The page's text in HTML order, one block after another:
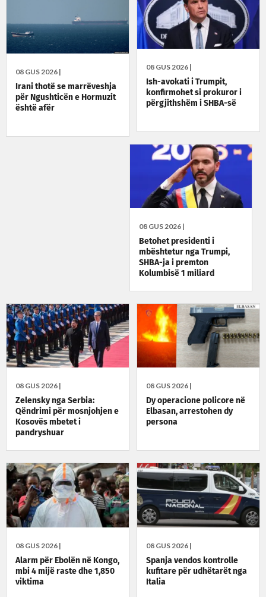
08 GUS 2026 |
Irani thotë se marrëveshja
për Ngushticën e Hormuzit
është afër
08 GUS 2026 |
Ish-avokati i Trumpit,
konfirmohet si prokuror i
përgjithshëm i SHBA-së
08 GUS 2026 |
Betohet presidenti i
mbështetur nga Trumpi,
SHBA-ja i premton
Kolumbisë 1 miliard
08 GUS 2026 |
Dy operacione policore në
Elbasan, arrestohen dy
persona
08 GUS 2026 |
Zelensky nga Serbia:
Qëndrimi për mosnjohjen e
Kosovës mbetet i
pandryshuar
08 GUS 2026 |
Spanja vendos kontrolle
kufitare për udhëtarët nga
Italia
08 GUS 2026 |
Alarm për Ebolën në Kongo,
mbi 4 mijë raste dhe 1,850
viktima